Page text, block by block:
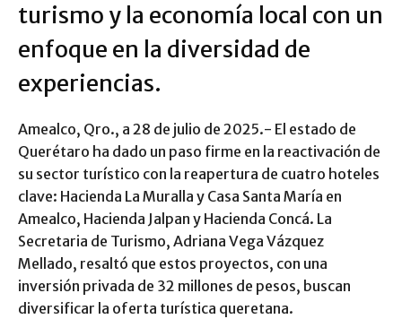
turismo y la economía local con un
enfoque en la diversidad de
experiencias.
Amealco, Qro., a 28 de julio de 2025.- El estado de
Querétaro ha dado un paso firme en la reactivación de
su sector turístico con la reapertura de cuatro hoteles
clave: Hacienda La Muralla y Casa Santa María en
Amealco, Hacienda Jalpan y Hacienda Concá. La
Secretaria de Turismo, Adriana Vega Vázquez
Mellado, resaltó que estos proyectos, con una
inversión privada de 32 millones de pesos, buscan
diversificar la oferta turística queretana.